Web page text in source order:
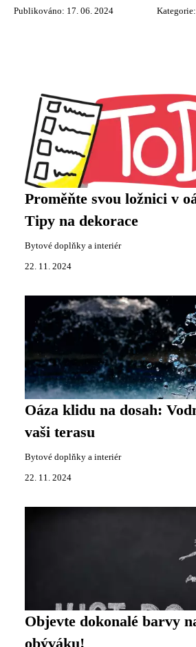
Publikováno: 17. 06. 2024 Kategorie:
Proměňte svou ložnici v
Tipy na dekorace
Bytové doplňky a interiér
22. 11. 2024
Oáza klidu na dosah:
vaši terasu
Bytové doplňky a interiér
22. 11. 2024
Objevte dokonalé barvy
obýváku!